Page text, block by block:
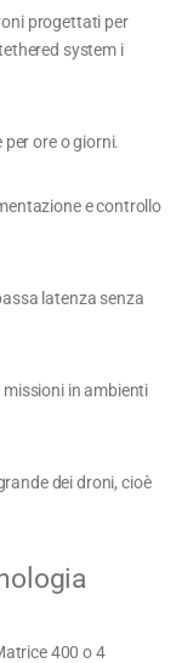
progettati per
system i
ore o giorni.
e controllo
latenza senza
missioni in ambienti
dei droni, cioè
400 o 4